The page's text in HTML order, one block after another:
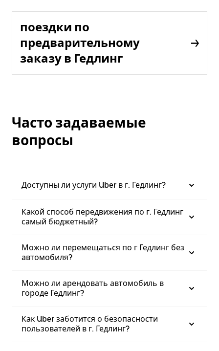
поездки по
предварительному
заказу в Гедлинг
Часто задаваемые
вопросы
Доступны ли услуги Uber в г. Гедлинг?
Какой способ передвижения по г. Гедлинг
самый бюджетный?
Можно ли перемещаться по г Гедлинг без
автомобиля?
Можно ли арендовать автомобиль в
городе Гедлинг?
Как Uber заботится о безопасности
пользователей в г. Гедлинг?